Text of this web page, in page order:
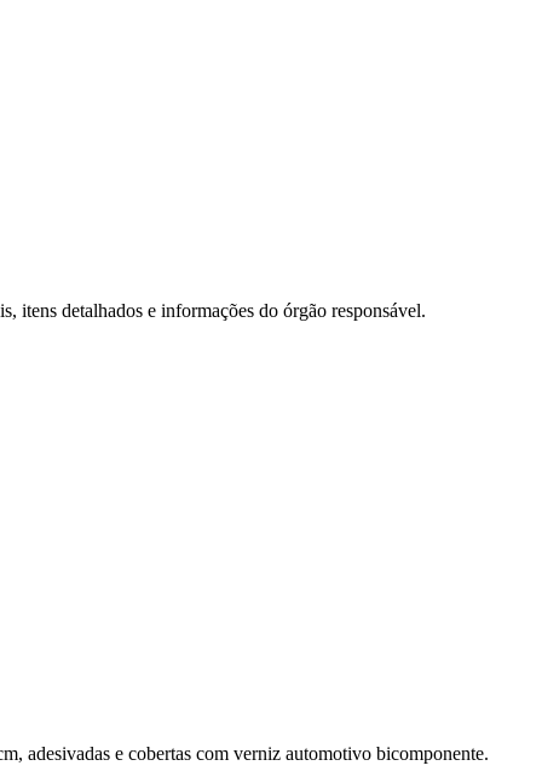
itens detalhados e informações do órgão responsável.
adesivadas e cobertas com verniz automotivo bicomponente.